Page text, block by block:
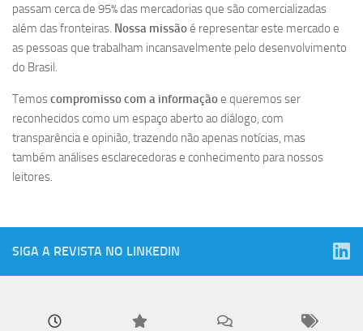
passam cerca de 95% das mercadorias que são comercializadas
além das fronteiras. Nossa missãoé representar este mercado e
as pessoas que trabalham incansavelmente pelo desenvolvimento
do Brasil.
Temoscompromisso com a informaçãoe queremos ser
reconhecidos como um espaço aberto ao diálogo, com
transparência e opinião, trazendo não apenas notícias, mas
também análises esclarecedoras e conhecimento para nossos
leitores.
SIGA A REVISTA NO LINKEDIN